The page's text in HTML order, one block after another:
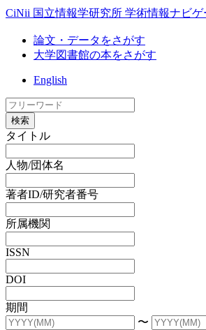
CiNii 国立情報学研究所 学術情報ナビ
論文・データをさがす
大学図書館の本をさがす
English
検索
タイトル
人物/団体名
著者ID/研究者番号
所属機関
ISSN
DOI
期間
〜